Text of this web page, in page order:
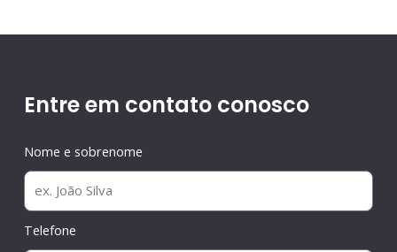
Entre em contato conosco
Nome e sobrenome
Telefone